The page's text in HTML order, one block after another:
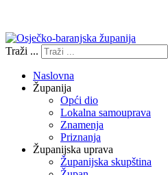
Traži ...
Naslovna
Županija
Opći dio
Lokalna samouprava
Znamenja
Priznanja
Županijska uprava
Županijska skupština